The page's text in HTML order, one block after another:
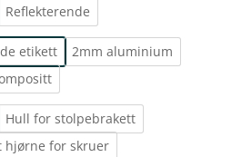
Reflekterende
etikett
2mm aluminium
Hull for stolpebrakett
hjørne for skruer